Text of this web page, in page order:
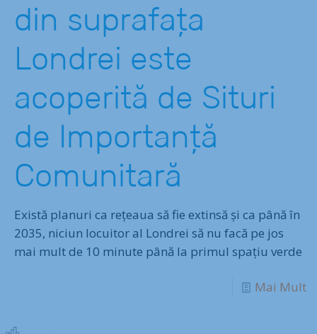
din suprafața
Londrei este
acoperită de Situri
de Importanță
Comunitară
Există planuri ca rețeaua să fie extinsă și ca până în
2035, niciun locuitor al Londrei să nu facă pe jos
mai mult de 10 minute până la primul spațiu verde
Mai Mult